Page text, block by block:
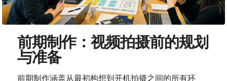
前期制作：视频拍摄前的规划
与准备
前期制作涵盖从最初构想到开机拍摄之间的所有环